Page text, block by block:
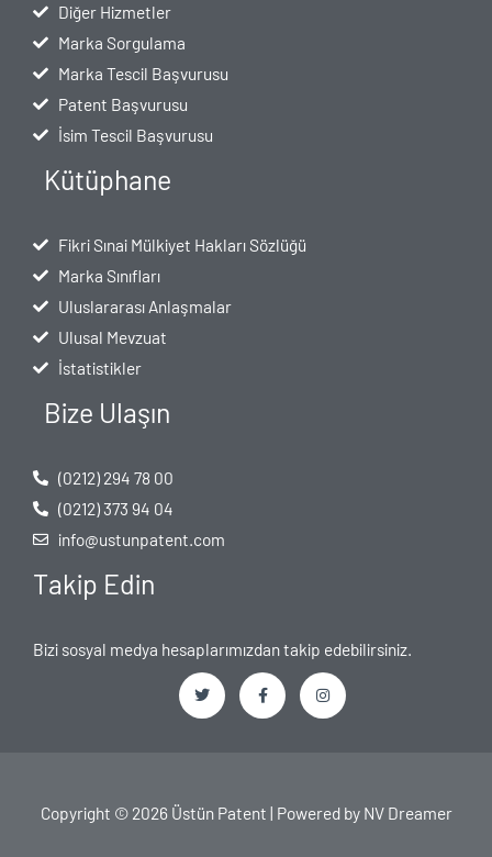
Diğer Hizmetler
Marka Sorgulama
Marka Tescil Başvurusu
Patent Başvurusu
İsim Tescil Başvurusu
Kütüphane
Fikri Sınai Mülkiyet Hakları Sözlüğü
Marka Sınıfları
Uluslararası Anlaşmalar
Ulusal Mevzuat
İstatistikler
Bize Ulaşın
(0212) 294 78 00
(0212) 373 94 04
info@ustunpatent.com
Takip Edin
Bizi sosyal medya hesaplarımızdan takip edebilirsiniz.
T
r
F
o
I
r
Copyright © 2026 Üstün Patent | Powered by NV Dreamer